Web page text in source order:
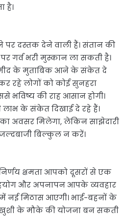
है।
दस्तक देने वाली हैं। संतान की
गर्व भरी मुस्कान ला सकती है।
के मुताबिक आने के संकेत दे
रहे लोगों को कोई सुनहरा
भविष्य की राह आसान होगी।
लाभ के संकेत दिखाई दे रहे हैं।
अवसर मिलेगा, लेकिन साझेदारी
बिल्कुल न करें।
क्षमता आपको दूसरों से एक
और अपनापन आपके व्यवहार
नई मिठास आएगी। भाई-बहनों के
खुशी के मौके की योजना बन सकती